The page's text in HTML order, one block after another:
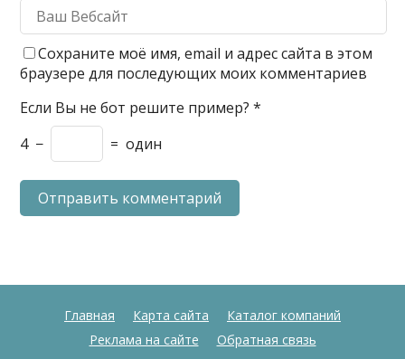
Сохраните моё имя, email и адрес сайта в этом
браузере для последующих моих комментариев
Если Вы не бот решите пример? *
4 − = один
Главная Карта сайта
Каталог компаний
Реклама на сайте
Обратная связь